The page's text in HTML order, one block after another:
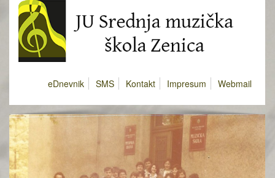
eDnevnik SMS Kontakt Impresum Webmail